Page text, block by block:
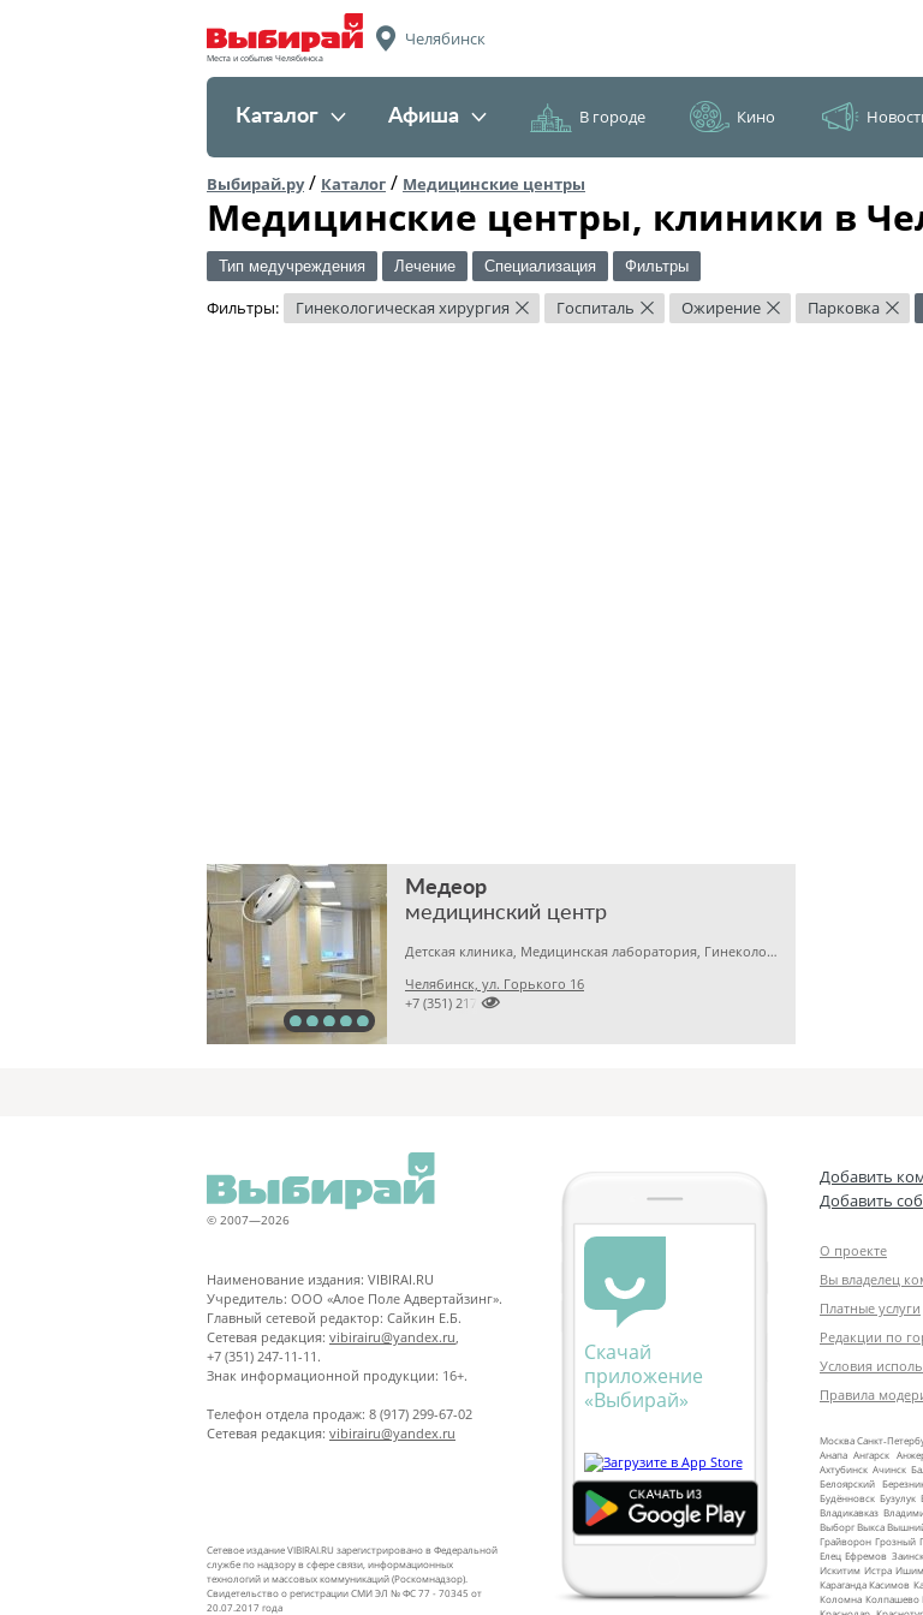
Места и события Челябинска
Челябинск
Каталог Афиша В городе Кино
Выбирай.ру/ Каталог / Медицинские центры
Медицинские центры, клиники в
Тип медучреждения Лечение Специализация Фильтры
Фильтры: Гинекологическая хирургия × Госпиталь × Ожирение × Парковка ×
Медеор
медицинский центр
Детская клиника, Медицинская лаборатория, Гинекология
Челябинск, ул. Горького 16

+7 (351) 2172376
© 2007—2026
Наименование издания: VIBIRAI.RU
Учредитель: ООО «Алое Поле Адвертайзинг».
Главный сетевой редактор: Сайкин Е.Б.
Сетевая редакция: vibirairu@yandex.ru
+7 (351) 247-11-11.
Знак информационной продукции: 16+.
Телефон отдела продаж: 8 (917) 299-67-02
Сетевая редакция: vibirairu@yandex.ru
Сетевое издание VIBIRAI.RU зарегистрировано в Федеральной
службе по надзору в сфере связи, информационных
технологий и массовых коммуникаций (Роскомнадзор).
Свидетельство о регистрации СМИ ЭЛ № ФС 77 - 70345 от
20.07.2017 года
Скачай
приложение
«Выбирай»
Добавить
Добавить
О проекте
Вы владелец
Платные услуги
Редакции по
Условия
Правила
Москва
Анапа Ангарск
Ахтубинск Ачинск
Белоярский
Будённовск Бузулук
Владикавказ
ВыборгВыкса
Грайворон Грозный
Елец Ефремов Заинск
Искитим Истра Ишим
Караганда Касимов
Коломна Колпашево